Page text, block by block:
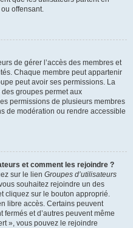
offensant.
de gérer l’accès des membres et
Chaque membre peut appartenir
peut avoir ses permissions. La
groupes permet aux
permissions de plusieurs membres
de modération ou rendre accessible
et comment les rejoindre ?
sur le lien Groupes d’utilisateurs
souhaitez rejoindre un des
cliquez sur le bouton approprié.
libre accès. Certains peuvent
et d’autres peuvent même
», vous pouvez le rejoindre